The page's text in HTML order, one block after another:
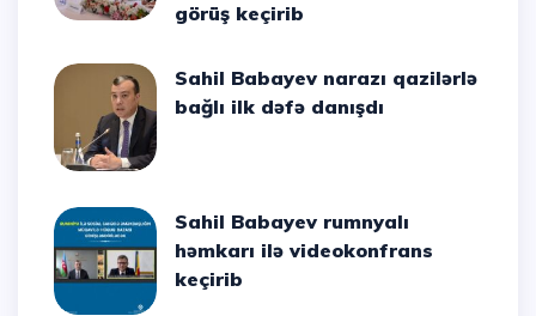
görüş keçirib
Sahil Babayev narazı qazilərlə
bağlı ilk dəfə danışdı
Sahil Babayev rumnyalı
həmkarı ilə videokonfrans
keçirib